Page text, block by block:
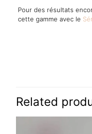
Pour des résultats
cette gamme avec le
Éclaircissant
Sérum, Savon”
Your email address will
Related